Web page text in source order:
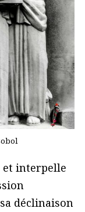
et interpelle
déclinaison